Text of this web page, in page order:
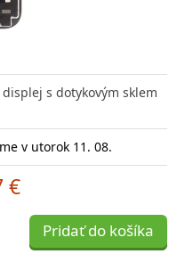
s dotykovým sklem
v utorok 11. 08.
€
Pridať do košíka